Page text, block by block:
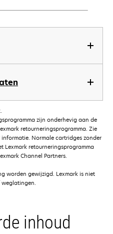
zijn onderhevig aan de
retourneringsprogramma. Zie
Normale cartridges zonder
Lexmark retourneringsprogramma
Channel Partners.
worden gewijzigd. Lexmark is niet
inhoud